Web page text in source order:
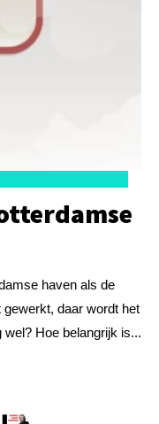
haven als de
daar wordt het
Hoe belangrijk is...